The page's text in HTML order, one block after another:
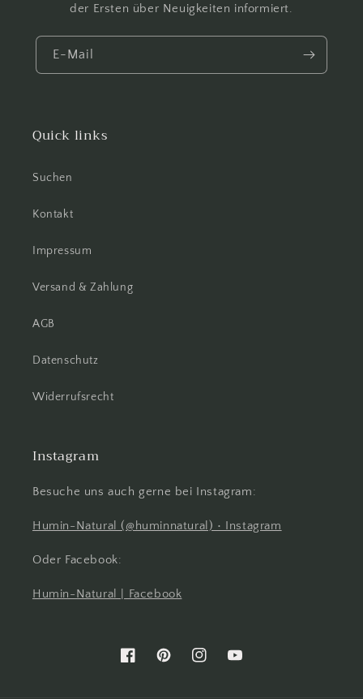
der Ersten über Neuigkeiten informiert.
E-Mail
Quick links
Suchen
Kontakt
Impressum
Versand & Zahlung
AGB
Datenschutz
Widerrufsrecht
Instagram
Besuche uns auch gerne bei Instagram:
Humin-Natural (@huminnatural) • Instagram
Oder Facebook:
Humin-Natural | Facebook
FacebookPinterestInstagramYouTube